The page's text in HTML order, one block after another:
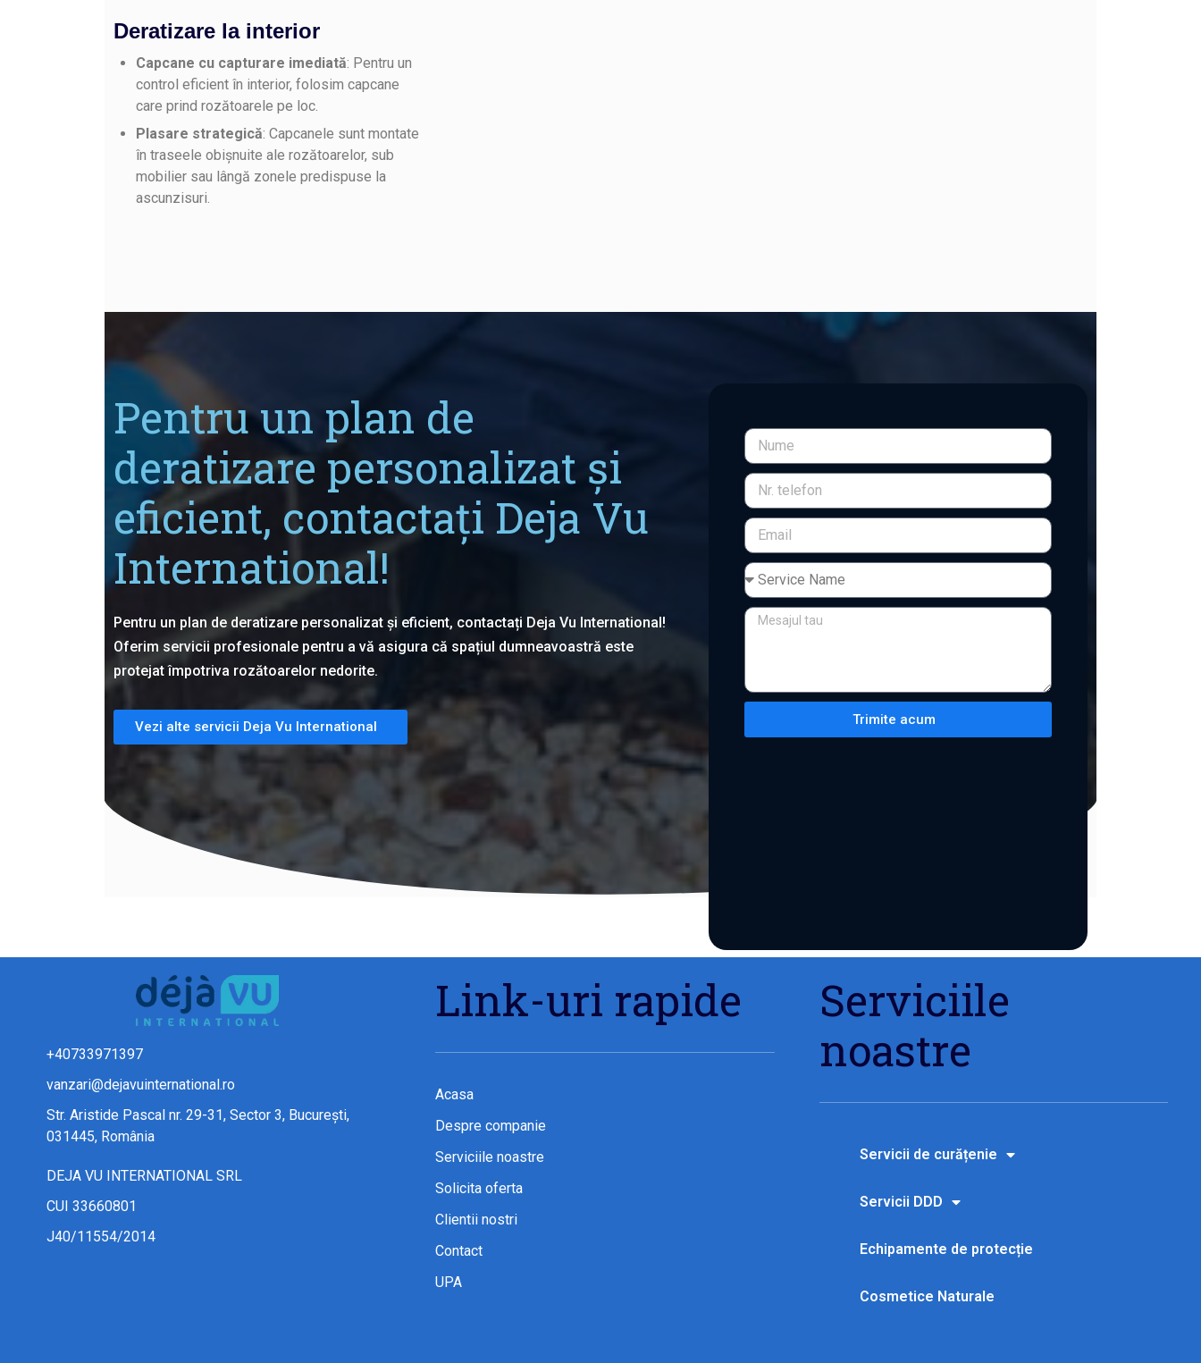
Deratizare la interior
Capcane cu capturare imediată: Pentru un
control eficient în interior, folosim capcane
care prind rozătoarele pe loc.
Plasare strategică: Capcanele sunt montate
în traseele obișnuite ale rozătoarelor, sub
mobilier sau lângă zonele predispuse la
ascunzisuri.
Pentru un plan de
deratizare personalizat și
eficient, contactați Deja Vu
International!
Pentru un plan de deratizare personalizat și eficient, contactați Deja Vu International!
Oferim servicii profesionale pentru a vă asigura că spațiul dumneavoastră este
protejat împotriva rozătoarelor nedorite.
Vezi alte servicii Deja Vu International Trimite acum
+40733971397
vanzari@dejavuinternational.ro
Str. Aristide Pascal nr. 29-31, Sector 3, București,
031445, România
DEJA VU INTERNATIONAL SRL
CUI 33660801
J40/11554/2014
Link-uri rapide
Acasa
Despre companie
Serviciile noastre
Solicita oferta
Clientii nostri
Contact
UPA
Serviciile
noastre
Servicii de curățenie
Servicii DDD
Echipamente de protecție
Cosmetice Naturale